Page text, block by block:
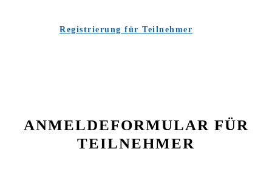
Registrierung für Teilnehmer
ANMELDEFORMULAR FÜR
TEILNEHMER